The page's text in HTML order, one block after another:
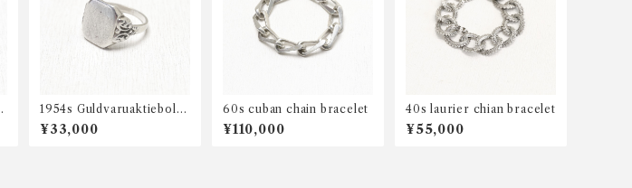
1954s Guldvaruaktiebola
get Gustav Dahlgren & C
o AB signet ring
¥33,000
60s cuban chain bracelet
¥110,000
40s laurier chian bracelet
¥55,000